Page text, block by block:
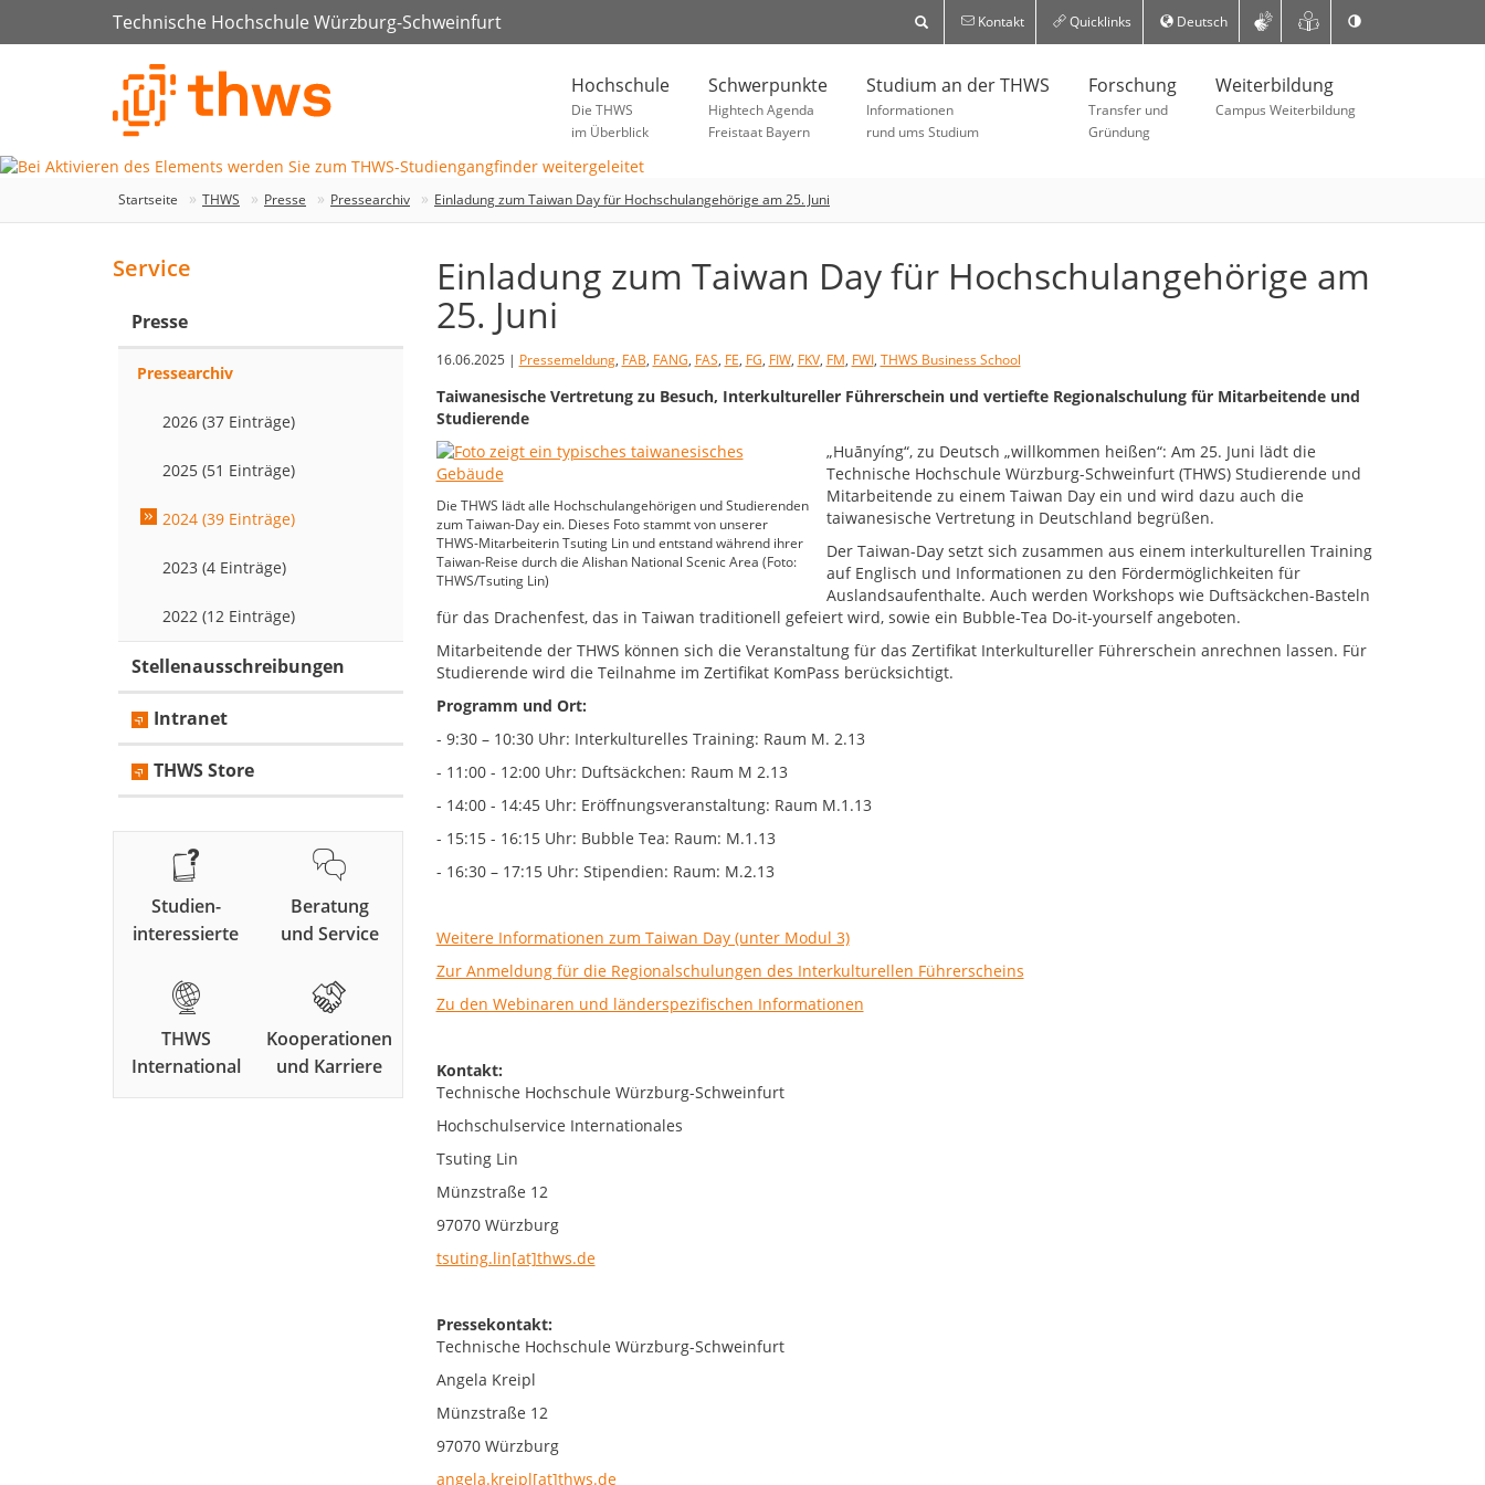
Technische Hochschule Würzburg-Schweinfurt Kontakt Quicklinks Deutsch
Hochschule
Die THWS
im Überblick
Schwerpunkte
Hightech Agenda
Freistaat Bayern
Studium an der THWS
Informationen
rund ums Studium
Forschung
Transfer und
Gründung
Weiterbildung
Campus Weiterbildung
Startseite THWS Presse Pressearchiv Einladung zum Taiwan Day für Hochschulangehörige am 25. Juni
Einladung zum Taiwan Day für Hochschulangehörige am
25. Juni
16.06.2025 | Pressemeldung, FAB, FANG, FAS, FE, FG, FIW, FKV, FM, FWI, THWS Business School
Taiwanesische Vertretung zu Besuch, Interkultureller Führerschein und vertiefte Regionalschulung für Mitarbeitende und
Studierende
Die THWS lädt alle Hochschulangehörigen und Studierenden
zum Taiwan-Day ein. Dieses Foto stammt von unserer
THWS-Mitarbeiterin Tsuting Lin und entstand während ihrer
Taiwan-Reise durch die Alishan National Scenic Area (Foto:
THWS/Tsuting Lin)
„Huānyíng“, zu Deutsch „willkommen heißen“: Am 25. Juni lädt die
Technische Hochschule Würzburg-Schweinfurt (THWS) Studierende und
Mitarbeitende zu einem Taiwan Day ein und wird dazu auch die
taiwanesische Vertretung in Deutschland begrüßen.
Der Taiwan-Day setzt sich zusammen aus einem interkulturellen Training
auf Englisch und Informationen zu den Fördermöglichkeiten für
Auslandsaufenthalte. Auch werden Workshops wie Duftsäckchen-Basteln
für das Drachenfest, das in Taiwan traditionell gefeiert wird, sowie ein Bubble-Tea Do-it-yourself angeboten.
Mitarbeitende der THWS können sich die Veranstaltung für das Zertifikat Interkultureller Führerschein anrechnen lassen. Für
Studierende wird die Teilnahme im Zertifikat KomPass berücksichtigt.
Programm und Ort:
- 9:30 – 10:30 Uhr: Interkulturelles Training: Raum M. 2.13
- 11:00 - 12:00 Uhr: Duftsäckchen: Raum M 2.13
- 14:00 - 14:45 Uhr: Eröffnungsveranstaltung: Raum M.1.13
- 15:15 - 16:15 Uhr: Bubble Tea: Raum: M.1.13
- 16:30 – 17:15 Uhr: Stipendien: Raum: M.2.13
Weitere Informationen zum Taiwan Day (unter Modul 3)
Zur Anmeldung für die Regionalschulungen des Interkulturellen Führerscheins
Zu den Webinaren und länderspezifischen Informationen
Kontakt:
Technische Hochschule Würzburg-Schweinfurt
Hochschulservice Internationales
Tsuting Lin
Münzstraße 12
97070 Würzburg
tsuting.lin[at]thws.de
Pressekontakt:
Technische Hochschule Würzburg-Schweinfurt
Angela Kreipl
Münzstraße 12
97070 Würzburg
angela.kreipl[at]thws.de
Service
Presse
Pressearchiv
2026 (37 Einträge)
2025 (51 Einträge)
2024 (39 Einträge)
2023 (4 Einträge)
2022 (12 Einträge)
Stellenausschreibungen
Intranet
THWS Store
Studien-
interessierte
Beratung
und Service
THWS
International
Kooperationen
und Karriere